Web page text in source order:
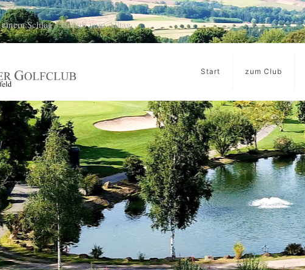
Schlag - Urlaub vom Alltag
Start zum Club